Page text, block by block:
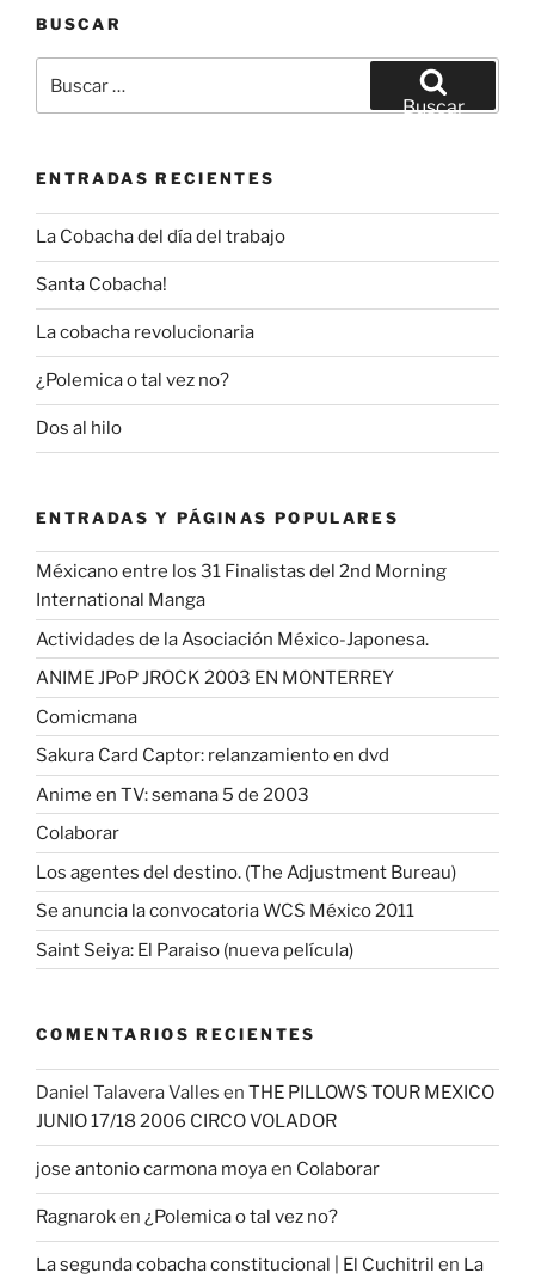
BUSCAR
por:
Buscar
ENTRADAS RECIENTES
La Cobacha del día del trabajo
Santa Cobacha!
La cobacha revolucionaria
¿Polemica o tal vez no?
Dos al hilo
ENTRADAS Y PÁGINAS POPULARES
Méxicano entre los 31 Finalistas del 2nd Morning
International Manga
Actividades de la Asociación México-Japonesa.
ANIME JPoP JROCK 2003 EN MONTERREY
Comicmana
Sakura Card Captor: relanzamiento en dvd
Anime en TV: semana 5 de 2003
Colaborar
Los agentes del destino. (The Adjustment Bureau)
Se anuncia la convocatoria WCS México 2011
Saint Seiya: El Paraiso (nueva película)
COMENTARIOS RECIENTES
Daniel Talavera Valles en THE PILLOWS TOUR MEXICO
JUNIO 17/18 2006 CIRCO VOLADOR
jose antonio carmona moyaen Colaborar
Ragnaroken ¿Polemica o tal vez no?
La segunda cobacha constitucional | El Cuchitril en La